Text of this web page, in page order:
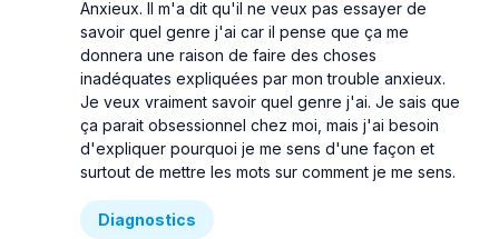
Anxieux. Il m'a dit qu'il ne veux pas essayer de
savoir quel genre j'ai car il pense que ça me
donnera une raison de faire des choses
inadéquates expliquées par mon trouble anxieux.
Je veux vraiment savoir quel genre j'ai. Je sais que
ça parait obsessionnel chez moi, mais j'ai besoin
d'expliquer pourquoi je me sens d'une façon et
surtout de mettre les mots sur comment je me sens.
Diagnostics